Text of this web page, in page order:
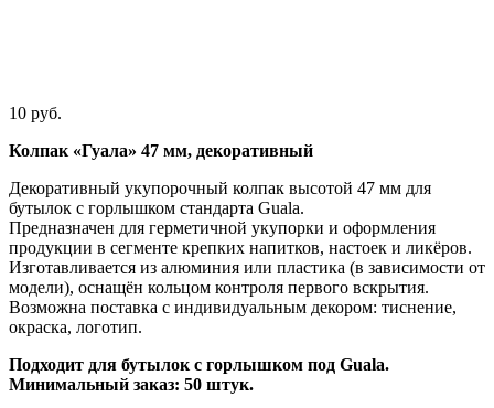
10 руб.
Колпак «Гуала» 47 мм, декоративный
Декоративный укупорочный колпак высотой 47 мм для
бутылок с горлышком стандарта Guala.
Предназначен для герметичной укупорки и оформления
продукции в сегменте крепких напитков, настоек и ликёров.
Изготавливается из алюминия или пластика (в зависимости от
модели), оснащён кольцом контроля первого вскрытия.
Возможна поставка с индивидуальным декором: тиснение,
окраска, логотип.
Подходит для бутылок с горлышком под Guala.
Минимальный заказ: 50 штук.